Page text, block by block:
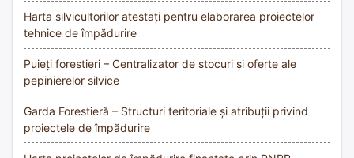
Harta silvicultorilor atestați pentru elaborarea proiectelor
tehnice de împădurire
Puieți forestieri – Centralizator de stocuri și oferte ale
pepinierelor silvice
Garda Forestieră – Structuri teritoriale și atribuții privind
proiectele de împădurire